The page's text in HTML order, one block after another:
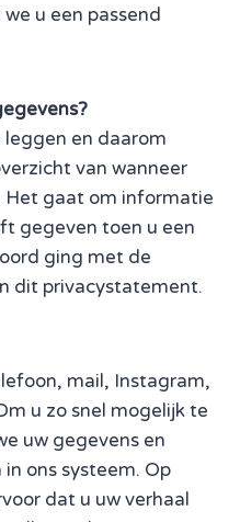
u een passend
leggen en daarom
van wanneer
Het gaat om informatie
gegeven toen u een
ging met de
dit privacystatement.
mail, Instagram,
u zo snel mogelijk te
uw gegevens en
ons systeem. Op
dat u uw verhaal